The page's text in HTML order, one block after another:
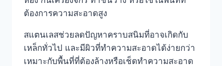
ต้องการความสะอาดสูง
สแตนเลสช่วยลดปัญหาคราบสนิมที่อาจเกิดกับ
เหล็กทั่วไป และมีผิวที่ทำความสะอาดได้ง่ายกว่า
เหมาะกับพื้นที่ที่ต้องล้างหรือเช็ดทำความสะอาด